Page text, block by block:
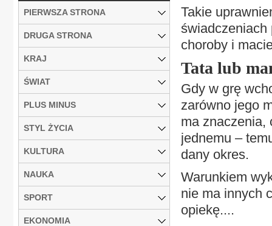
Takie
świadczeniach
choroby i
Tata lub
Gdy w grę
zarówno jego
ma znaczenia,
jednemu –
dany okres.
Warunkiem
nie ma innych
opiekę....
PIERWSZA STRONA
DRUGA STRONA
KRAJ
ŚWIAT
PLUS MINUS
STYL ŻYCIA
KULTURA
NAUKA
SPORT
EKONOMIA